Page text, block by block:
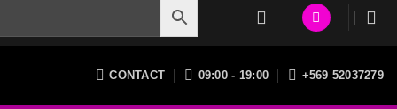
CONTACT 09:00 - 19:00 +569 52037279